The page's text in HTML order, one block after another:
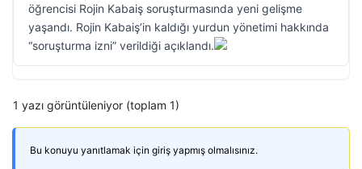
öğrencisi Rojin Kabaiş soruşturmasında yeni gelişme
yaşandı. Rojin Kabaiş’in kaldığı yurdun yönetimi hakkında
“soruşturma izni” verildiği açıklandı.
1 yazı görüntüleniyor (toplam 1)
Bu konuyu yanıtlamak için giriş yapmış olmalısınız.